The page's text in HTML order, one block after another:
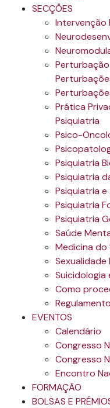
SECÇÕES
Intervenção
Prática
Psiquiatria
Psico-
Psiquiatria
Psiquiatria
Psiquiatria
Psiquiatria
Psiquiatria
Saúde
Medicina do
Sexualidade
Suicidologia
Como
EVENTOS
Calendário
Congresso
Congresso
Encontro
FORMAÇÃO
BOLSAS E